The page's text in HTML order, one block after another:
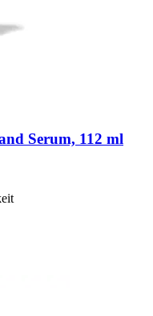
Serum, 112 ml